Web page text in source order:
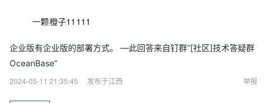
一颗橙子11111
企业版有企业版的部署方式。 —此回答来自钉群“[社区]技术答疑群
OceanBase”
2024-05-11 21:35:45
发布于江西 举报